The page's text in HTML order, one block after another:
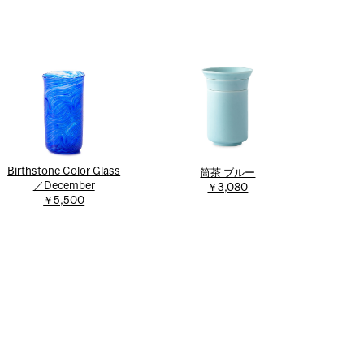
Birthstone Color Glass
／December
￥5,500
筒茶 ブルー
￥3,080